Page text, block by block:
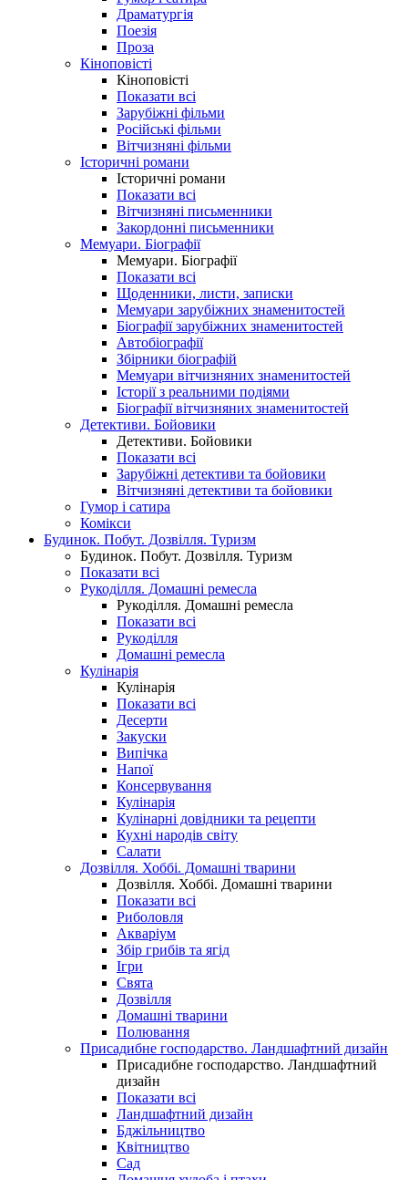
Драматургія
Поезія
Проза
Кіноповісті
Кіноповісті
Показати всі
Зарубіжні фільми
Російські фільми
Вітчизняні фільми
Історичні романи
Історичні романи
Показати всі
Вітчизняні письменники
Закордонні письменники
Мемуари. Біографії
Мемуари. Біографії
Показати всі
Щоденники, листи, записки
Мемуари зарубіжних знаменитостей
Біографії зарубіжних знаменитостей
Автобіографії
Збірники біографій
Мемуари вітчизняних знаменитостей
Історії з реальними подіями
Біографії вітчизняних знаменитостей
Детективи. Бойовики
Детективи. Бойовики
Показати всі
Зарубіжні детективи та бойовики
Вітчизняні детективи та бойовики
Гумор і сатира
Комікси
Будинок. Побут. Дозвілля. Туризм
Будинок. Побут. Дозвілля. Туризм
Показати всі
Рукоділля. Домашні ремесла
Рукоділля. Домашні ремесла
Показати всі
Рукоділля
Домашні ремесла
Кулінарія
Кулінарія
Показати всі
Десерти
Закуски
Випічка
Напої
Консервування
Кулінарія
Кулінарні довідники та рецепти
Кухні народів світу
Салати
Дозвілля. Хоббі. Домашні тварини
Дозвілля. Хоббі. Домашні тварини
Показати всі
Риболовля
Акваріум
Збір грибів та ягід
Ігри
Свята
Дозвілля
Домашні тварини
Полювання
Присадибне господарство. Ландшафтний дизайн
Присадибне господарство. Ландшафтний
дизайн
Показати всі
Ландшафтний дизайн
Бджільництво
Квітництво
Сад